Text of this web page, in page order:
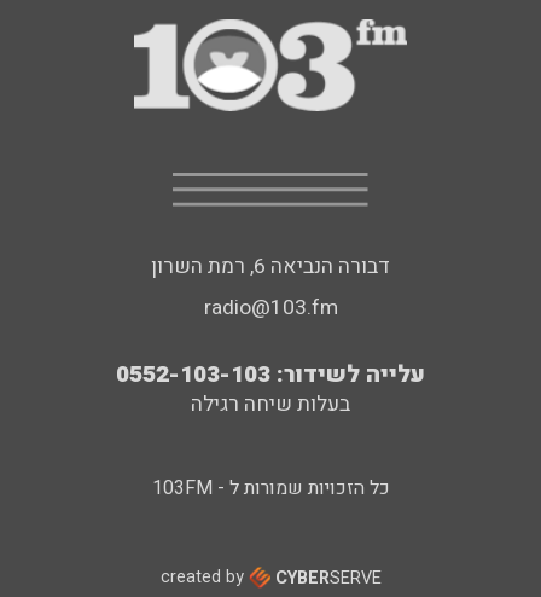
דבורה הנביאה 6, רמת השרון
radio@103.fm
עלייה לשידור: 0552-103-103
בעלות שיחה רגילה
כל הזכויות שמורות ל - 103FM
created by CYBERSERVE